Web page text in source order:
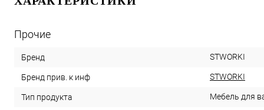
Прочие
Бренд STWORKI
Бренд прив. к инф STWORKI
Тип продукта Мебель для